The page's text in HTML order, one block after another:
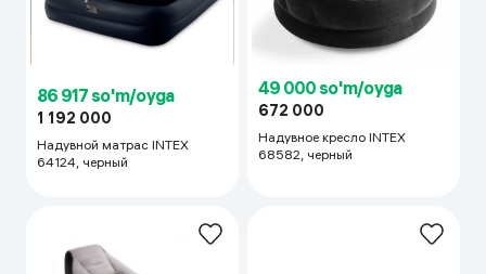
86 917 so'm/oyga
1 192 000
Надувной матрас INTEX
64124, черный
49 000 so'm/oyga
672 000
Надувное кресло INTEX
68582, черный